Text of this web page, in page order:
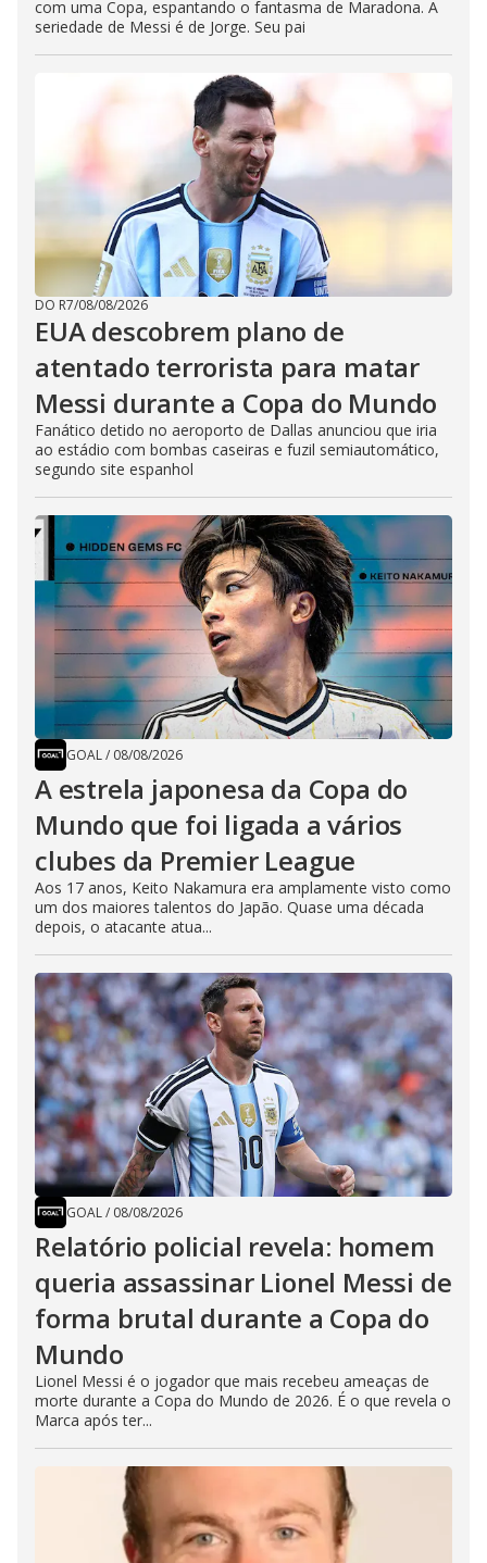
com uma Copa, espantando o fantasma de Maradona. A
seriedade de Messi é de Jorge. Seu pai
DO R7/08/08/2026
EUA descobrem plano de
atentado terrorista para matar
Messi durante a Copa do Mundo
Fanático detido no aeroporto de Dallas anunciou que iria
ao estádio com bombas caseiras e fuzil semiautomático,
segundo site espanhol
GOAL/ 08/08/2026
A estrela japonesa da Copa do
Mundo que foi ligada a vários
clubes da Premier League
Aos 17 anos, Keito Nakamura era amplamente visto como
um dos maiores talentos do Japão. Quase uma década
depois, o atacante atua...
GOAL/ 08/08/2026
Relatório policial revela: homem
queria assassinar Lionel Messi de
forma brutal durante a Copa do
Mundo
Lionel Messi é o jogador que mais recebeu ameaças de
morte durante a Copa do Mundo de 2026. É o que revela o
Marca após ter...